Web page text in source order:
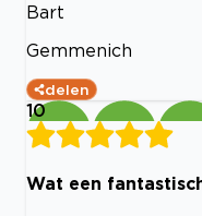
Bart
Gemmenich
delen
10
Wat een